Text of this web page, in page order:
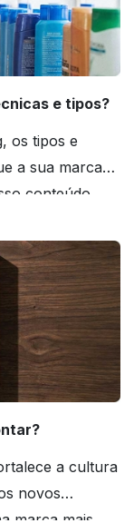
e tipos?
os tipos e
a sua marca
conteúdo
a cultura
novos